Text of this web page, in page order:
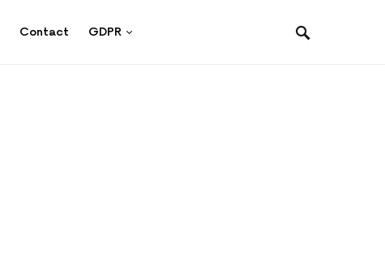
Contact GDPR